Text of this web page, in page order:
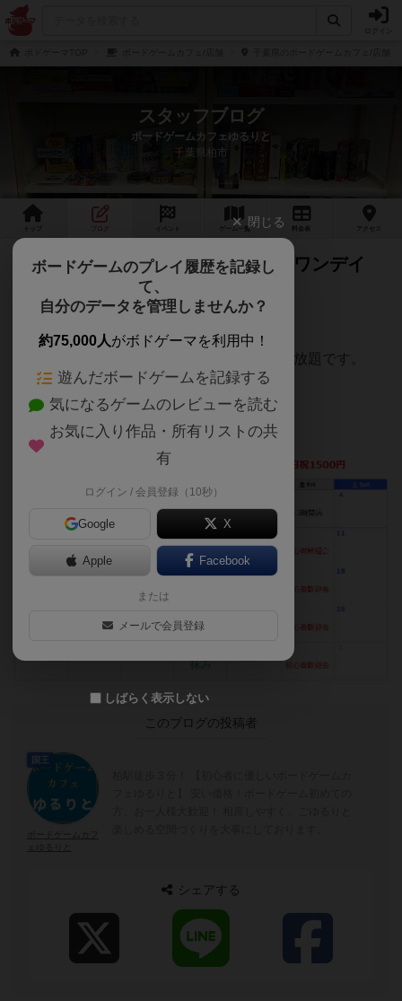
スタッフブログ
ボードゲームカフェゆるりと
千葉県柏市
ゲーム 一覧 料金 アクセス
1月のカレンダーです♪ 1月からはワンデイ
平日は1000円、土日祝は1500円で一日遊び放題です。
毎週金曜は初心者歓迎会！
19日は初心者に優しい正体隠匿会です！
このブログの投稿者
国王
シェアする
閉じる
ボードゲームのプレイ履歴を記録し
て、
自分のデータを管理しませんか？
約75,000人がボドゲーマを利用中！
遊んだボードゲームを記録する
気になるゲームのレビューを読む
お気に入り作品・所有リストの共
有
ログイン / 会員登録（10秒）
Google X
Apple Facebook
または
メールで会員登録
しばらく表示しない